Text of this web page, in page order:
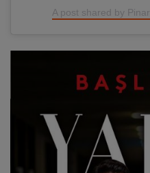
A post shared by